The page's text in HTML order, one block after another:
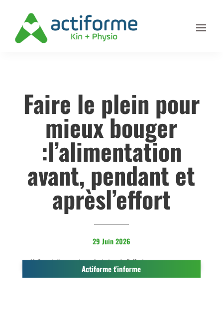
Faire le plein pour
mieux bouger
:l’alimentation
avant, pendant et
aprèsl’effort
29 Juin 2026
Actiforme t'informe